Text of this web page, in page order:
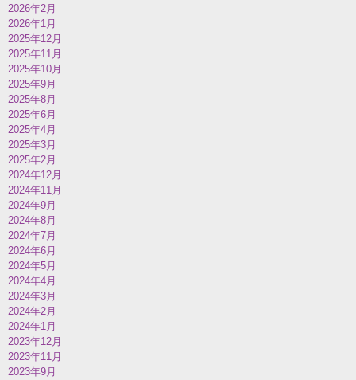
2026年2月
2026年1月
2025年12月
2025年11月
2025年10月
2025年9月
2025年8月
2025年6月
2025年4月
2025年3月
2025年2月
2024年12月
2024年11月
2024年9月
2024年8月
2024年7月
2024年6月
2024年5月
2024年4月
2024年3月
2024年2月
2024年1月
2023年12月
2023年11月
2023年9月